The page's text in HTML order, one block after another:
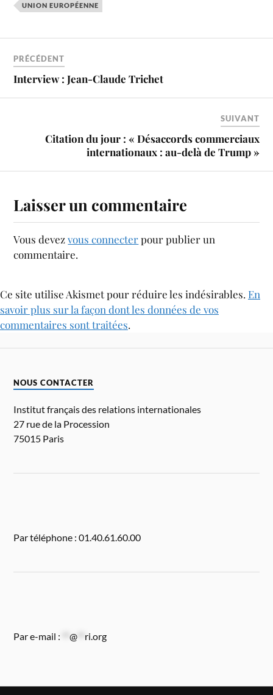
UNION EUROPÉENNE
PRÉCÉDENT
Interview : Jean-Claude Trichet
SUIVANT
Citation du jour : « Désaccords commerciaux
internationaux : au-delà de Trump »
Laisser un commentaire
Vous devezvous connecterpour publier un
commentaire.
Ce site utilise Akismet pour réduire les indésirables. En
savoir plus sur la façon dont les données de vos
commentaires sont traitées.
NOUS CONTACTER
Institut français des relations internationales
27 rue de la Procession
75015 Paris
Par téléphone : 01.40.61.60.00
Par e-mail : **@ ri.org